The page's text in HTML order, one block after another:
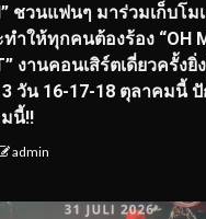
ชวนแฟนๆ มาร่วมเก็บโ
ำให้ทุกคนต้องร้อง “OH
งานคอนเสิร์ตเดี่ยวครั้ง
วัน 16-17-18 ตุลาคมนี้
นี้!!
admin